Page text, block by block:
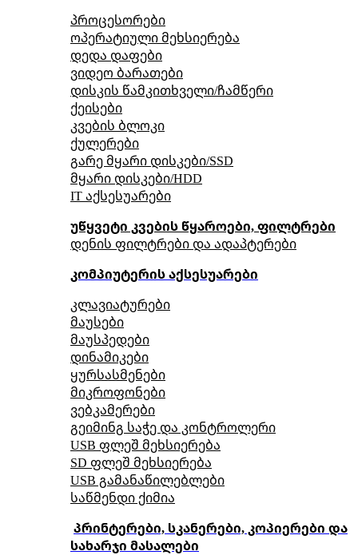
პროცესორები
ოპერატიული მეხსიერება
დედა დაფები
ვიდეო ბარათები
დისკის წამკითხველი/ჩამწერი
ქეისები
კვების ბლოკი
ქულერები
გარე მყარი დისკები/SSD
მყარი დისკები/HDD
IT აქსესუარები
უწყვეტი კვების წყაროები, ფილტრები
დენის ფილტრები და ადაპტერები
კომპიუტერის აქსესუარები
კლავიატურები
მაუსები
მაუსპედები
დინამიკები
ყურსასმენები
მიკროფონები
ვებკამერები
გეიმინგ საჭე და კონტროლერი
USB ფლეშ მეხსიერება
SD ფლეშ მეხსიერება
USB გამანაწილებლები
საწმენდი ქიმია
პრინტერები, სკანერები, კოპიერები და
სახარჯი მასალები